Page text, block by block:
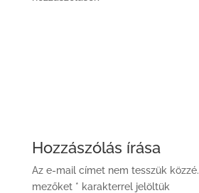
Hozzászólás írása
Az e-mail címet nem tesszük közzé.
mezőket * karakterrel jelöltük